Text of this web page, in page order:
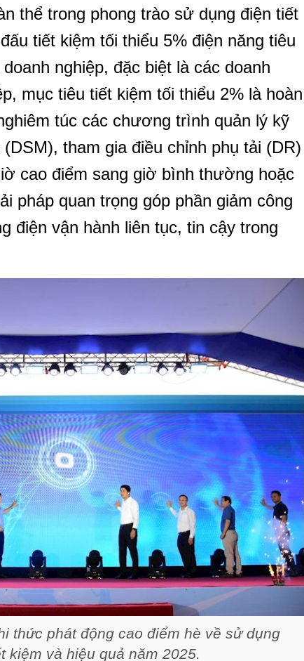
thể trong phong trào sử dụng điện tiết
tiết kiệm tối thiểu 5% điện năng tiêu
nghiệp, đặc biệt là các doanh
mục tiêu tiết kiệm tối thiểu 2% là hoàn
túc các chương trình quản lý kỹ
tham gia điều chỉnh phụ tải (DR)
cao điểm sang giờ bình thường hoặc
pháp quan trọng góp phần giảm công
điện vận hành liên tục, tin cậy trong
thức phát động cao điểm hè về sử dụng
kiệm và hiệu quả năm 2025.